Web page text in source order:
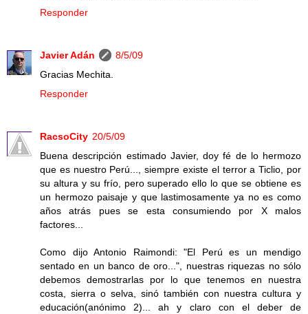
Responder
Javier Adán
8/5/09
Gracias Mechita.
Responder
RacsoCity 20/5/09
Buena descripción estimado Javier, doy fé de lo hermozo
que es nuestro Perú..., siempre existe el terror a Ticlio, por
su altura y su frío, pero superado ello lo que se obtiene es
un hermozo paisaje y que lastimosamente ya no es como
años atrás pues se esta consumiendo por X malos
factores...
Como dijo Antonio Raimondi: "El Perú es un mendigo
sentado en un banco de oro...", nuestras riquezas no sólo
debemos demostrarlas por lo que tenemos en nuestra
costa, sierra o selva, sinó también con nuestra cultura y
educación(anónimo 2)... ah y claro con el deber de